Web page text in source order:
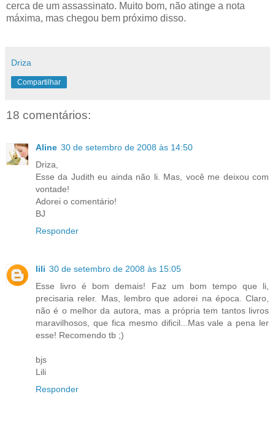
cerca de um assassinato. Muito bom, não atinge a nota
máxima, mas chegou bem próximo disso.
Driza
Compartilhar
18 comentários:
Aline 30 de setembro de 2008 às 14:50
Driza,
Esse da Judith eu ainda não li. Mas, você me deixou com
vontade!
Adorei o comentário!
BJ
Responder
lili 30 de setembro de 2008 às 15:05
Esse livro é bom demais! Faz um bom tempo que li,
precisaria reler. Mas, lembro que adorei na época. Claro,
não é o melhor da autora, mas a própria tem tantos livros
maravilhosos, que fica mesmo dificil...Mas vale a pena ler
esse! Recomendo tb ;)
bjs
Lili
Responder